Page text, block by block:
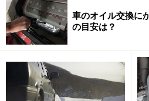
PITWORKのドライブシャフトブ
常に耐久性が高くおススメだ
車のオイル交換に
の目安は？